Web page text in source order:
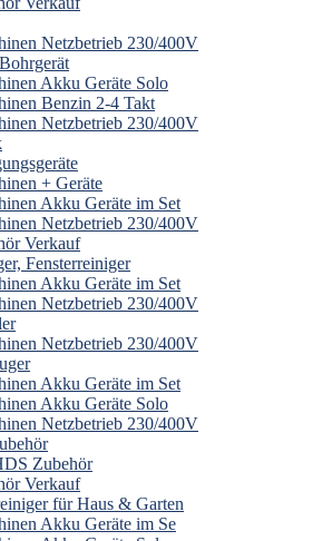
Netzbetrieb 230/400V
Akku Geräte Solo
Benzin 2-4 Takt
Netzbetrieb 230/400V
+ Geräte
Akku Geräte im Set
Netzbetrieb 230/400V
Verkauf
Fensterreiniger
Akku Geräte im Set
Netzbetrieb 230/400V
Netzbetrieb 230/400V
Akku Geräte im Set
Akku Geräte Solo
Netzbetrieb 230/400V
Zubehör
Verkauf
für Haus & Garten
Akku Geräte im Se